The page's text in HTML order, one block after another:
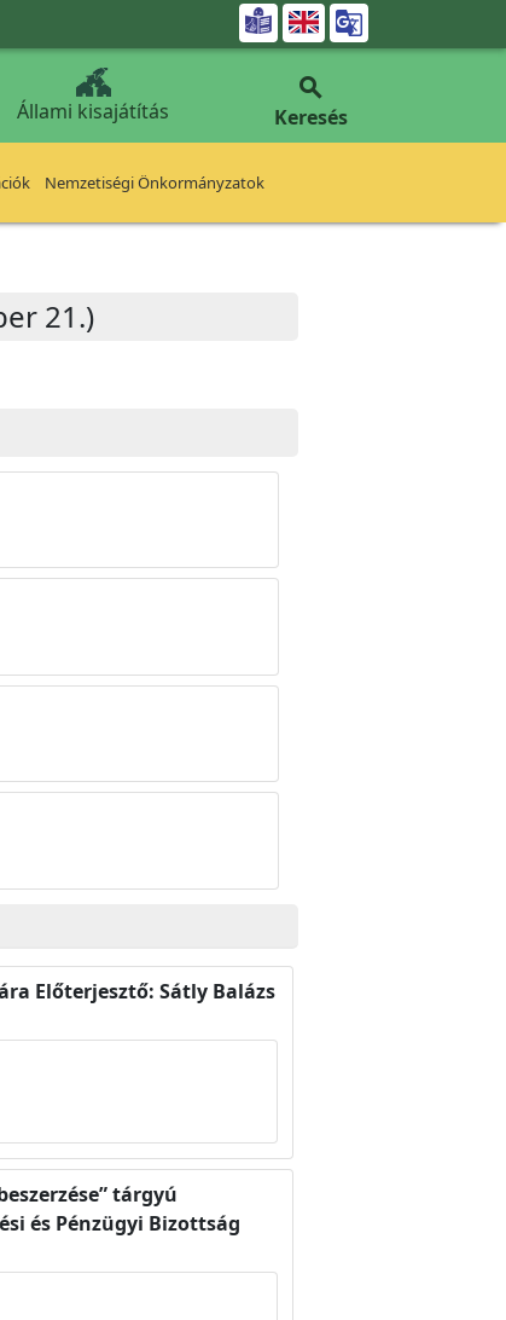

Állami kisajátítás

Keresés
Nemzetiségi Önkormányzatok
21.)
Előterjesztő: Sátly Balázs
tárgyú
és Pénzügyi Bizottság